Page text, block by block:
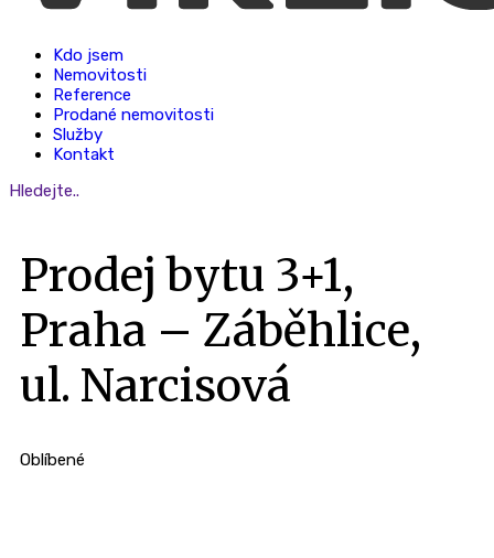
Kdo jsem
Nemovitosti
Reference
Prodané nemovitosti
Služby
Kontakt
Hledejte..
Prodej bytu 3+1,
Praha – Záběhlice,
ul. Narcisová
Oblíbené